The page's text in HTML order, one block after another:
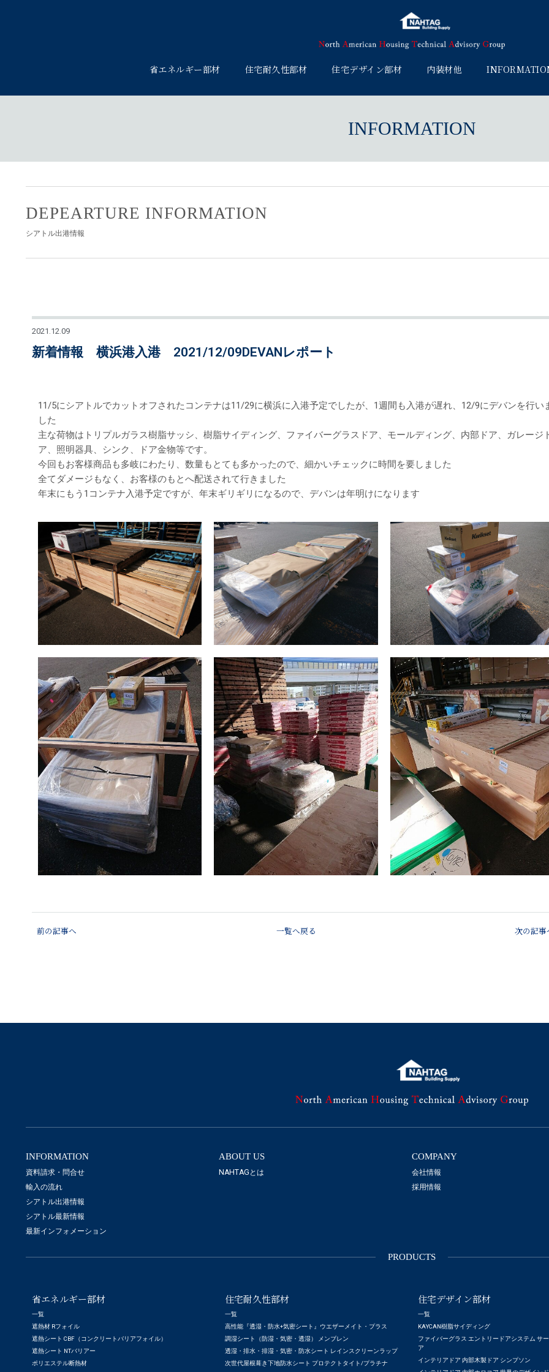
省エネルギー部材 住宅耐久性部材 住宅デザイン部材 内装材他
INFORMATION
DEPEARTURE INFORMATION
シアトル出港情報
2021.12.09
新着情報 横浜港入港 2021/12/09DEVANレポート
11/5にシアトルでカットオフされたコンテナは11/29に横浜に入港予定でしたが、1週間も入港が遅れ、12/9にデバンを行い
した
主な荷物はトリプルガラス樹脂サッシ、樹脂サイディング、ファイバーグラスドア、モールディング、内部ドア、ガレージ
ア、照明器具、シンク、ドア金物等です。
今回もお客様商品も多岐にわたり、数量もとても多かったので、細かいチェックに時間を要しました
全てダメージもなく、お客様のもとへ配送されて行きました
年末にもう1コンテナ入港予定ですが、年末ギリギリになるので、デバンは年明けになります
前の記事へ 次の記事
一覧へ戻る
INFORMATION
資料請求・問合せ
輸入の流れ
シアトル出港情報
シアトル最新情報
最新インフォメーション
ABOUT US
NAHTAGとは
COMPANY
会社情報
採用情報
PRODUCTS
省エネルギー部材
一覧
遮熱材 Rフォイル
遮熱シート CBF（コンクリートバリアフォイル）
遮熱シート NTバリアー
ポリエステル断熱材
住宅耐久性部材
一覧
高性能『透湿・防水+気密シート』ウエザーメイト・プラス
調湿シート（防湿・気密・透湿） メンブレン
透湿・排水・排湿・気密・防水シート レインスクリーンラップ
次世代屋根葺き下地防水シート プロテクトタイト/プラチナ
住宅デザイン部材
一覧
KAYCAN樹脂サイディング
ファイバーグラス エントリードアシステム サ
ア
インテリアドア 内部木製ドア シンプソン